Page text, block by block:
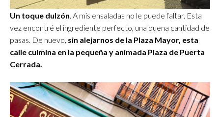
Un toque dulzón. A mis ensaladas no le puede faltar. Esta
vez encontré el ingrediente perfecto, una buena cantidad de
pasas. De nuevo, sin alejarnos de la Plaza Mayor, esta
calle culmina en la pequeña y animada Plaza de Puerta
Cerrada.